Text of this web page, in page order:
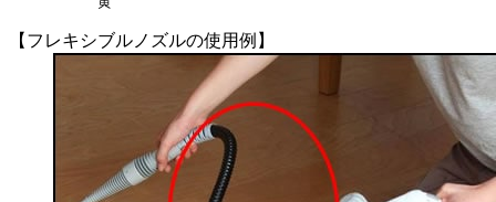
【フレキシブルノズルの使用例】